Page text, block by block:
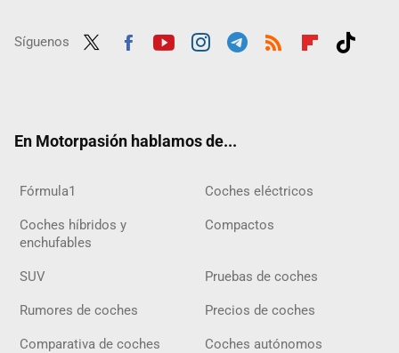
Síguenos
En Motorpasión hablamos de...
Fórmula1 Coches eléctricos
Coches híbridos y
enchufables
Compactos
SUV Pruebas de coches
Rumores de coches Precios de coches
Comparativa de coches Coches autónomos